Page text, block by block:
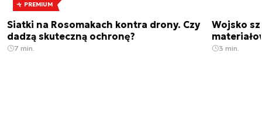
PREMIUM
Siatki na Rosomakach kontra drony. Czy
dadzą skuteczną ochronę?
7 min.
Wojsko
3 min.